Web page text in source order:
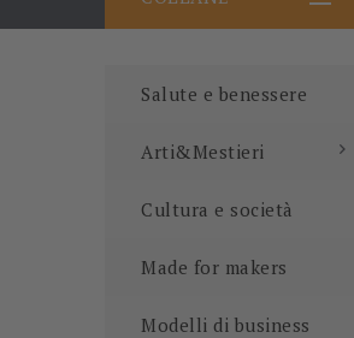
Salute e benessere
Arti&Mestieri
Cultura e società
Made for makers
Modelli di business